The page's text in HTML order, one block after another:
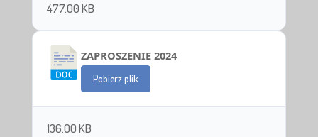
477.00 KB
ZAPROSZENIE 2024
Pobierz plik
136.00 KB